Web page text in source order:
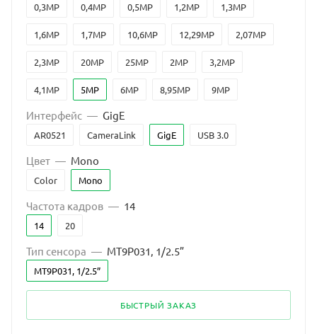
0,3MP 0,4MP 0,5MP 1,2MP 1,3MP
1,6MP 1,7MP 10,6MP 12,29MP 2,07MP
2,3MP 20MP 25MP 2MP 3,2MP
4,1MP 5MP 6MP 8,95MP 9MP
Интерфейс — GigE
AR0521 CameraLink GigE USB 3.0
Цвет — Mono
Color Mono
Частота кадров — 14
14 20
Тип сенсора — MT9P031, 1/2.5”
MT9P031, 1/2.5”
БЫСТРЫЙ ЗАКАЗ